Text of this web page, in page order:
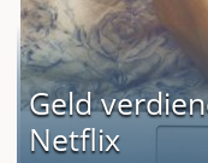
Geld
Netflix